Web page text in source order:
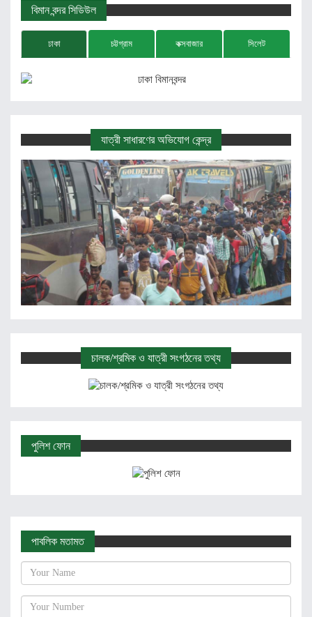
বিমান বন্দর সিডিউল
ঢাকা চট্টগ্রাম কক্সবাজার সিলেট
যাত্রী সাধারণের অভিযোগ কেন্দ্র
চালক/শ্রমিক ও যাত্রী সংগঠনের তথ্য
পুলিশ ফোন
পাবলিক মতামত